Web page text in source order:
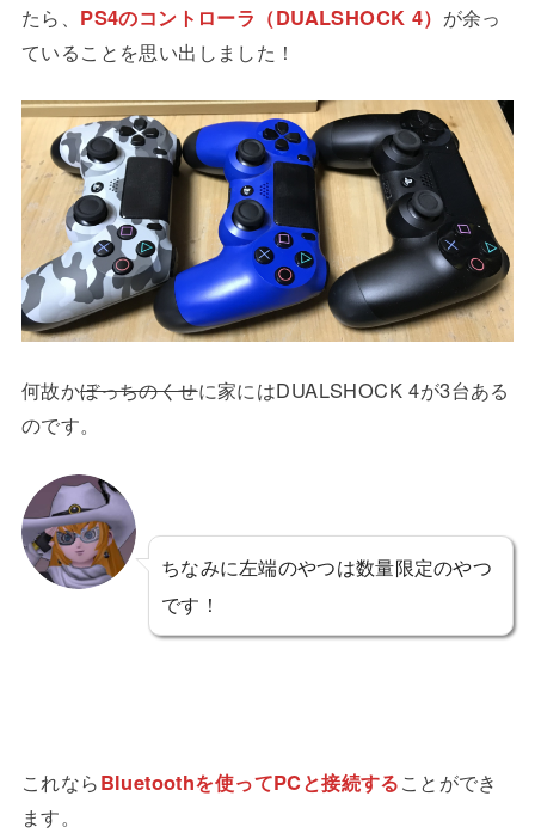
たら、 PS4のコントローラ（DUALSHOCK 4） が余っ
ていることを思い出しました！
何故かぼっちのくせに家にはDUALSHOCK 4が3台ある
のです。
ちなみに左端のやつは数量限定のやつ
です！
これならBluetoothを使ってPCと接続することができ
ます。